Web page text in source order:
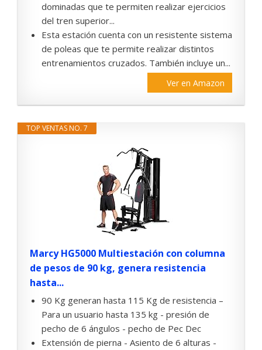
dominadas que te permiten realizar ejercicios
del tren superior...
Esta estación cuenta con un resistente sistema
de poleas que te permite realizar distintos
entrenamientos cruzados. También incluye un...
Ver en Amazon
TOP VENTAS NO. 7
Marcy HG5000 Multiestación con columna
de pesos de 90 kg, genera resistencia
hasta...
90 Kg generan hasta 115 Kg de resistencia –
Para un usuario hasta 135 kg - presión de
pecho de 6 ángulos - pecho de Pec Dec
Extensión de pierna - Asiento de 6 alturas -